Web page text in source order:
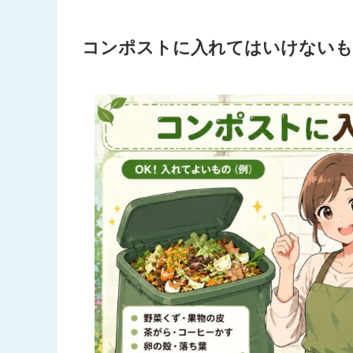
コンポストに入れてはいけない